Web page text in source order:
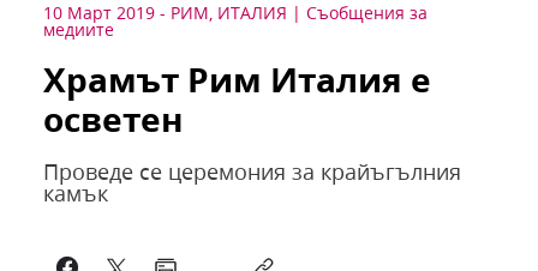
10 Март 2019 - РИМ, ИТАЛИЯ Съобщения за
медиите
Храмът Рим Италия е
осветен
Проведе се церемония за крайъгълния
камък